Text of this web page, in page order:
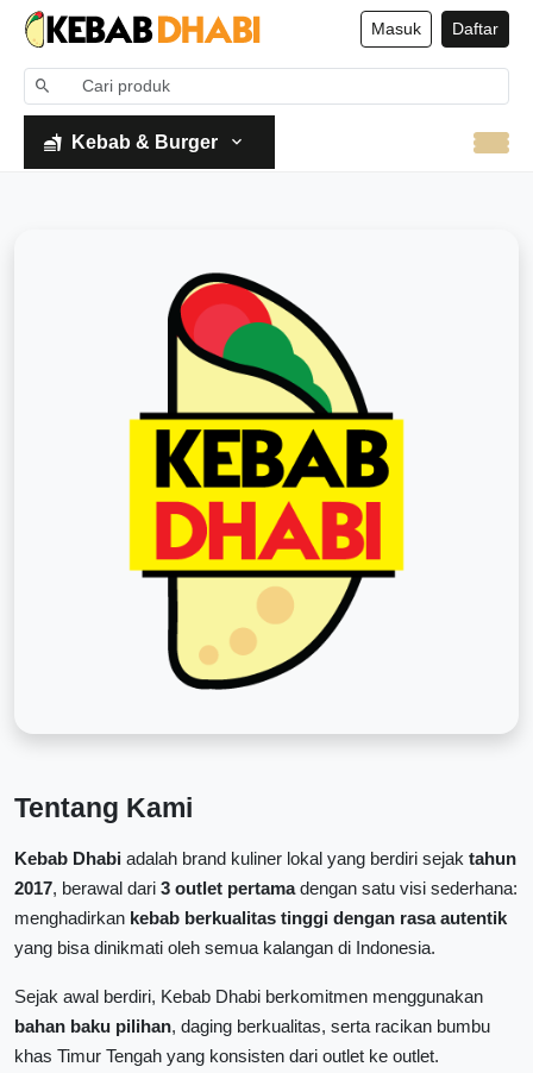
Masuk Daftar
Kebab & Burger
Tentang Kami
Kebab Dhabi adalah brand kuliner lokal yang berdiri sejak tahun
2017, berawal dari 3 outlet pertamadengan satu visi sederhana:
menghadirkan kebab berkualitas tinggi dengan rasa autentik
yang bisa dinikmati oleh semua kalangan di Indonesia.
Sejak awal berdiri, Kebab Dhabi berkomitmen menggunakan
bahan baku pilihan, daging berkualitas, serta racikan bumbu
khas Timur Tengah yang konsisten dari outlet ke outlet.